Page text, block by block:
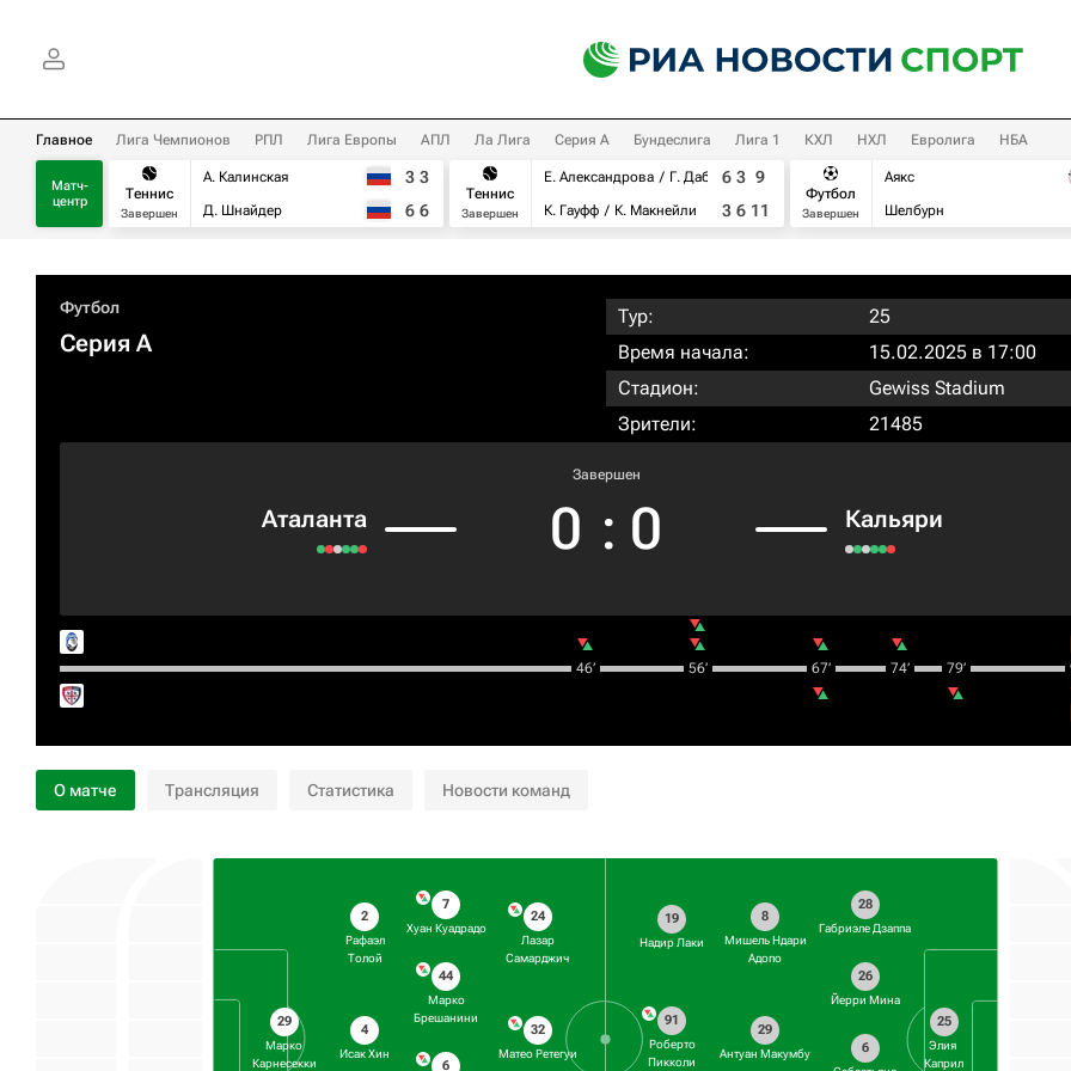
Главное Лига Чемпионов РПЛ Лига Европы АПЛ Ла Лига Серия А Бундеслига Лига 1 КХЛ НХЛ Евролига НБА
Матч-
центр
Теннис
Завершен
А. Калинская
Д. Шнайдер
3 3
6 6
Теннис
Завершен
Е. Александрова
Г. Дабровски
К. Гауфф
К. Макнейли
6 3 9
3 6 11
Футбол
Завершен
Аякс
Шелбурн
Футбол
Серия А
Тур:
25
Время начала:
15.02.2025 в 17:00
Стадион:
Gewiss Stadium
Зрители:
21485
Аталанта
Завершен
0 : 0 Кальяри
46‎’‎ 56‎’‎ 67‎’‎ 74‎’‎ 79‎’‎
О матче Трансляция Статистика Новости команд
29
Марко
Карнесекки
2
Рафаэл
Толой
4
Исак Хин
7
Хуан Куадрадо
44
Марко
Брешанини
6
24
Лазар
Самарджич
32
Матео Ретегуи
25
Элия ​​
Каприл
28
Габриэле Дзаппа
26
Йерри Мина
6
8
Мишель Ндари
Адопо
29
Антуан Макумбу
19
Надир Лаки
91
Роберто
Пикколи